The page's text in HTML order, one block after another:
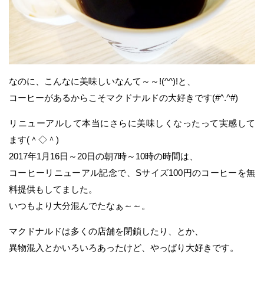
なのに、こんなに美味しいなんて～～!(^^)!と、
コーヒーがあるからこそマクドナルドの大好きです(#^.^#)
リニューアルして本当にさらに美味しくなったって実感して
ます(＾◇＾)
2017年1月16日～20日の朝7時～10時の時間は、
コーヒーリニューアル記念で、Sサイズ100円のコーヒーを無
料提供もしてました。
いつもより大分混んでたなぁ～～。
マクドナルドは多くの店舗を閉鎖したり、とか、
異物混入とかいろいろあったけど、やっぱり大好きです。